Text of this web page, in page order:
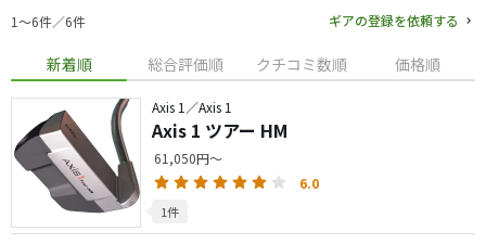
1〜6件／6件 ギアの登録を依頼する
新着順 総合評価順 クチコミ数順 価格順
Axis 1／Axis 1
Axis 1 ツアー HM
61,050円～
6.0
1件